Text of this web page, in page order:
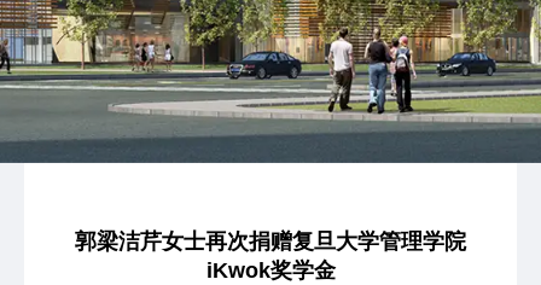
学生活动
学生风采
郭梁洁芹女士再次捐赠复旦大学管理学院
iKwok奖学金